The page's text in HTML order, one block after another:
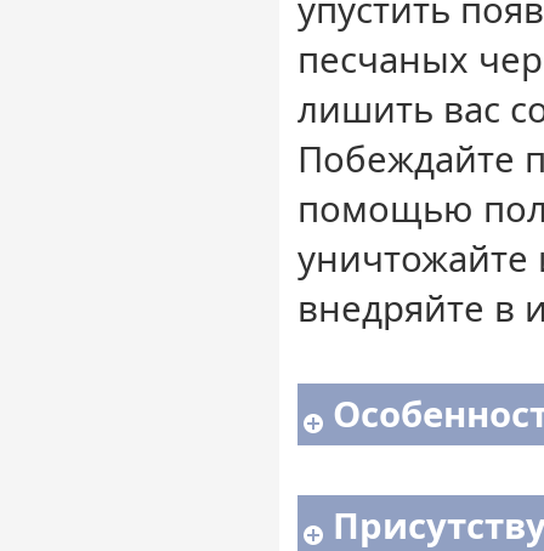
упустить
песчаных
лишить вас
Побеждайте
помощью
внедряйте в